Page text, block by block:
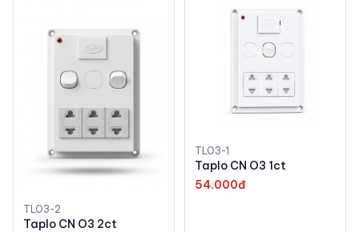
TLO3-2
Taplo CN O3 2ct
TLO3-1
Taplo CN O3 1ct
54.000đ